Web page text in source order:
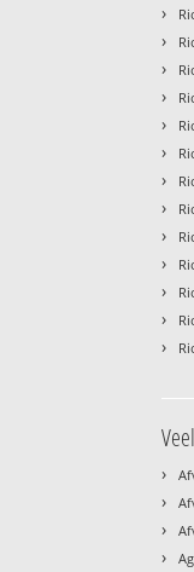
›
›
›
›
›
›
›
›
›
›
›
›
›
›
›
›
›